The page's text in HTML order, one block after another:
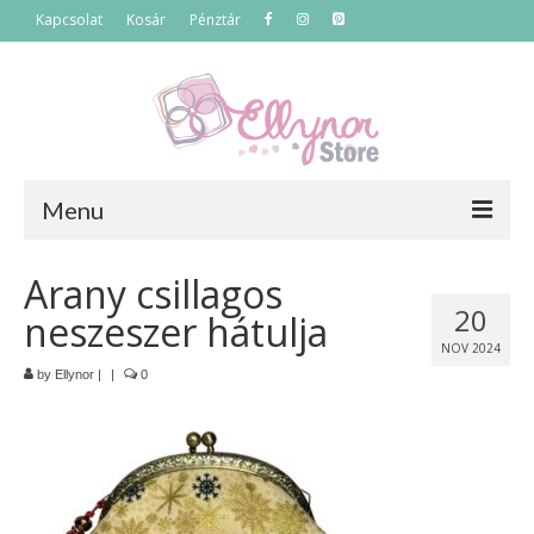
Kapcsolat Kosár Pénztár
Menu
Termékek
Szettek
Táskák
Neszeszerek
20
NOV 2024
Arany csillagos
neszeszer hátulja
by Ellynor | | 0